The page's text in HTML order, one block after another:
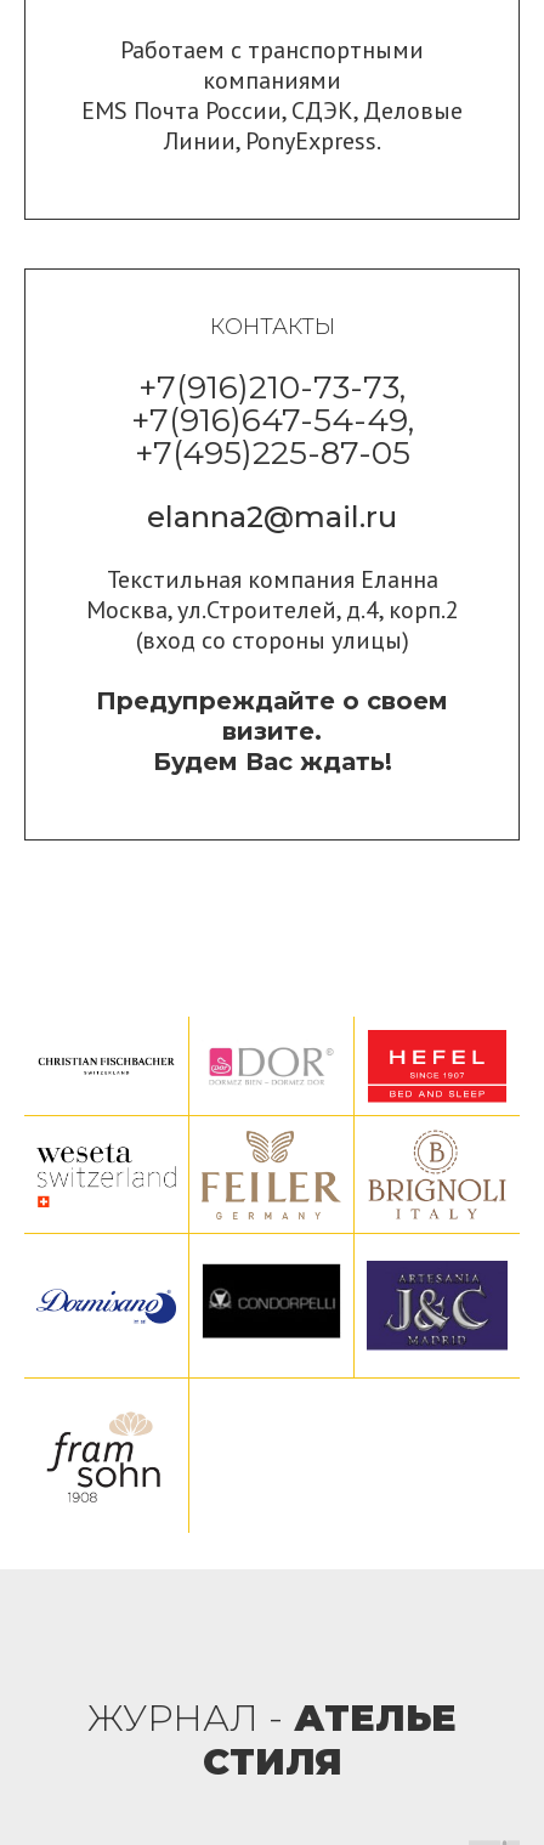
Работаем с транспортными
компаниями
EMS Почта России,СДЭК,Деловые
Линии, PonyExpress.
КОНТАКТЫ
+7(916)210-73-73,
+7(916)647-54-49,
+7(495)225-87-05
elanna2@mail.ru
Текстильная компания Еланна
Москва, ул.Строителей, д.4, корп.2
(вход со стороны улицы)
Предупреждайте о своем
визите.
Будем Вас ждать!
ЖУРНАЛ - АТЕЛЬЕ
СТИЛЯ